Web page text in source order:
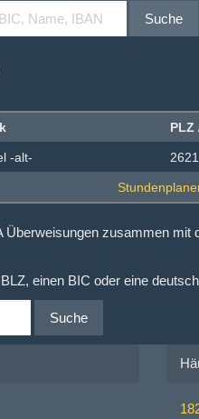
Suche
PLZ
-alt-
Überweisungen zusammen mit
einen BIC oder eine
Suche